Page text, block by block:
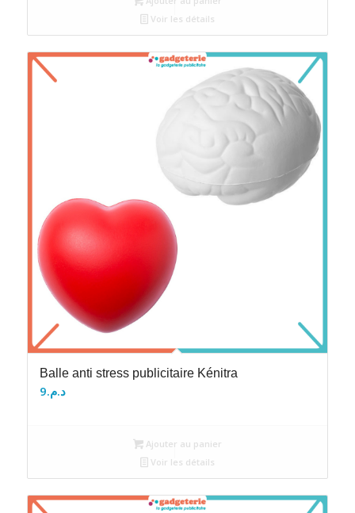
Voir les détails
Balle anti stress publicitaire Kénitra
د.م.9
Ajouter au panier
Voir les détails